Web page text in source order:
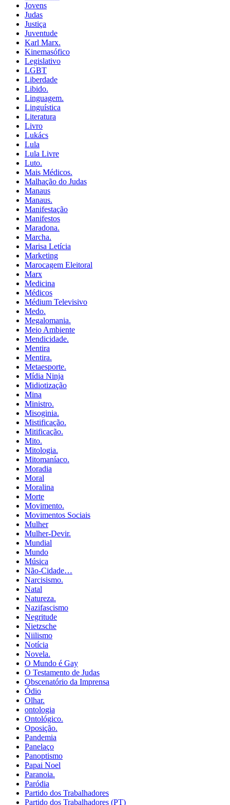
Jovens
Judas
Justiça
Juventude
Karl Marx.
Kinemasófico
Legislativo
LGBT
Liberdade
Libido.
Linguagem.
Linguística
Literatura
Livro
Lukács
Lula
Lula Livre
Luto.
Mais Médicos.
Malhação do Judas
Manaus
Manaus.
Manifestação
Manifestos
Maradona.
Marcha.
Marisa Letícia
Marketing
Marocagem Eleitoral
Marx
Medicina
Médicos
Médium Televisivo
Medo.
Megalomania.
Meio Ambiente
Mendicidade.
Mentira
Mentira.
Metaesporte.
Mídia Ninja
Midiotização
Mina
Ministro.
Misoginia.
Mistificação.
Mitificação.
Mito.
Mitologia.
Mitomaníaco.
Moradia
Moral
Moralina
Morte
Movimento.
Movimentos Sociais
Mulher
Mulher-Devir.
Mundial
Mundo
Música
Não-Cidade…
Narcisismo.
Natal
Natureza.
Nazifascismo
Negritude
Nietzsche
Niilismo
Notícia
Novela.
O Mundo é Gay
O Testamento de Judas
Obscenatório da Imprensa
Ódio
Olhar.
ontologia
Ontológico.
Oposição.
Pandemia
Panelaço
Panoptismo
Papai Noel
Paranoia.
Paródia
Partido dos Trabalhadores
Partido dos Trabalhadores (PT)